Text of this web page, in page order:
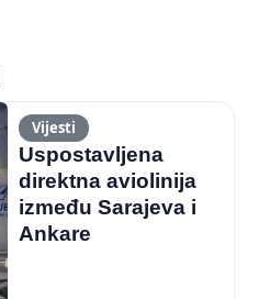
Vijesti
Uspostavljena
direktna aviolinija
između Sarajeva i
Ankare